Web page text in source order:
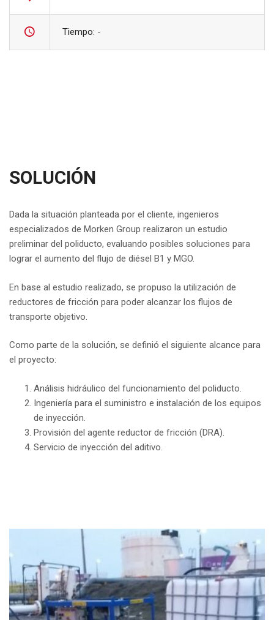
Tiempo: -
SOLUCIÓN
Dada la situación planteada por el cliente, ingenieros
especializados de Morken Group realizaron un estudio
preliminar del poliducto, evaluando posibles soluciones para
lograr el aumento del flujo de diésel B1 y MGO.
En base al estudio realizado, se propuso la utilización de
reductores de fricción para poder alcanzar los flujos de
transporte objetivo.
Como parte de la solución, se definió el siguiente alcance para
el proyecto:
Análisis hidráulico del funcionamiento del poliducto.
Ingeniería para el suministro e instalación de los equipos
de inyección.
Provisión del agente reductor de fricción (DRA).
Servicio de inyección del aditivo.